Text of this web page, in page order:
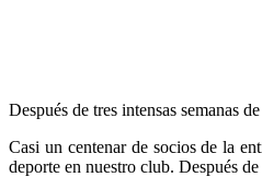
Después de tres intensas semanas
Casi un centenar de socios de la
deporte en nuestro club. Después